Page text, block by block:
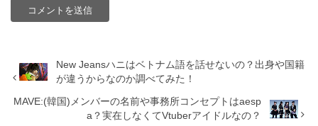
New Jeansハニはベトナム語を話せないの？出身や国籍
が違うからなのか調べてみた！
MAVE:(韓国)メンバーの名前や事務所コンセプトはaesp
a？実在しなくてVtuberアイドルなの？